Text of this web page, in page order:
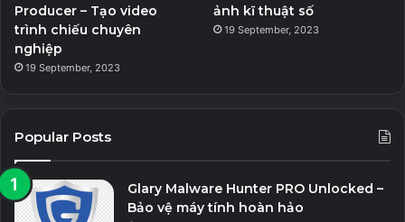
Producer – Tạo video
trình chiếu chuyên
nghiệp
19 September, 2023
ảnh kĩ thuật số
19 September, 2023
Popular Posts
Glary Malware Hunter PRO Unlocked –
Bảo vệ máy tính hoàn hảo